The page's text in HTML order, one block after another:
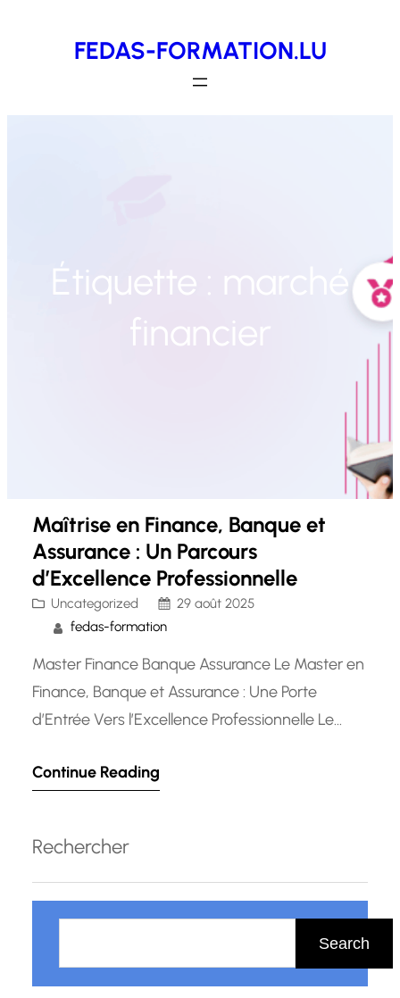
FEDAS-FORMATION.LU
Étiquette : marché
financier
Maîtrise en Finance, Banque et
Assurance : Un Parcours
d’Excellence Professionnelle
Uncategorized
29 août 2025
fedas-formation
Master Finance Banque Assurance Le Master en
Finance, Banque et Assurance : Une Porte
d’Entrée Vers l’Excellence Professionnelle Le
l’assurance est un domaine en constante
répondre aux défis complexes du marché
financier actuel. C’est dans ce…
Continue Reading
Rechercher
h
Search